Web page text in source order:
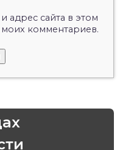
адрес сайта в этом
комментариев.